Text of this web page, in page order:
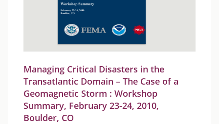
Managing Critical Disasters in the
Transatlantic Domain – The Case of a
Geomagnetic Storm : Workshop
Summary, February 23-24, 2010,
Boulder, CO